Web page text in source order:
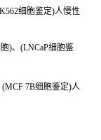
细胞鉴定)人慢性
)、(LNCaP细胞鉴
7B细胞鉴定)人